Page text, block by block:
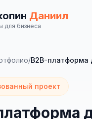
Даниил
для бизнеса
/B2B-платформа
проект